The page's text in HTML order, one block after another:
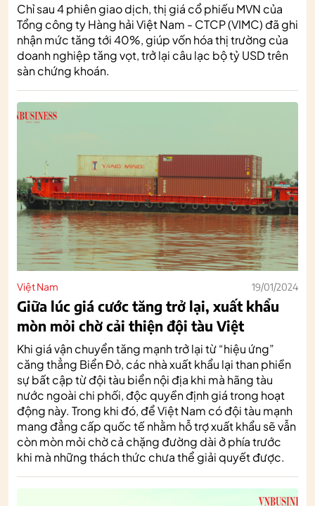
Chỉ sau 4 phiên giao dịch, thị giá cổ phiếu MVN của
Tổng công ty Hàng hải Việt Nam - CTCP (VIMC) đã ghi
nhận mức tăng tới 40%, giúp vốn hóa thị trường của
doanh nghiệp tăng vọt, trở lại câu lạc bộ tỷ USD trên
sàn chứng khoán.
Việt Nam 19/01/2024
Giữa lúc giá cước tăng trở lại, xuất khẩu
mòn mỏi chờ cải thiện đội tàu Việt
Khi giá vận chuyển tăng mạnh trở lại từ “hiệu ứng”
căng thẳng Biển Đỏ, các nhà xuất khẩu lại than phiền
sự bất cập từ đội tàu biển nội địa khi mà hãng tàu
nước ngoài chi phối, độc quyền định giá trong hoạt
động này. Trong khi đó, để Việt Nam có đội tàu mạnh
mang đẳng cấp quốc tế nhằm hỗ trợ xuất khẩu sẽ vẫn
còn mòn mỏi chờ cả chặng đường dài ở phía trước
khi mà những thách thức chưa thể giải quyết được.